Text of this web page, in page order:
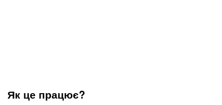
Як це працює?